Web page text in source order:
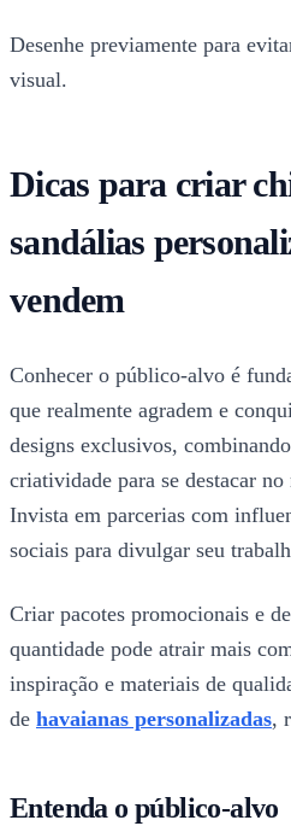
Desenhe previamente para
visual.
Dicas para criar
sandálias
vendem
Conhecer o público-alvo é
que realmente agradem e
designs exclusivos,
criatividade para se destacar
Invista em parcerias com
sociais para divulgar seu
Criar pacotes promocionais e
quantidade pode atrair mais
inspiração e materiais de
de havaianas personalizadas,
Entenda o público-alvo